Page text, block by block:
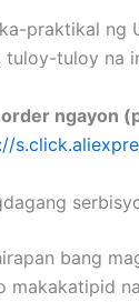
praktikal ng
tuloy-tuloy na
ngayon
bang
makakatipid